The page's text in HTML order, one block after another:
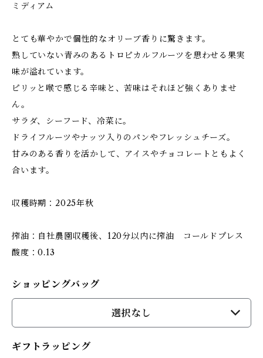
ミディアム
とても華やかで個性的なオリーブ香りに驚きます。
熟していない青みのあるトロピカルフルーツを思わせる果実
味が溢れています。
ピリッと喉で感じる辛味と、苦味はそれほど強くありませ
ん。
サラダ、シーフード、冷菜に。
ドライフルーツやナッツ入りのパンやフレッシュチーズ。
甘みのある香りを活かして、アイスやチョコレートともよく
合います。
収穫時期：2025年秋
搾油：自社農園収穫後、120分以内に搾油 コールドプレス
酸度：0.13
ショッピングバッグ
選択なし
ギフトラッピング